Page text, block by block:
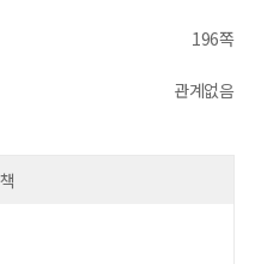
196쪽
관계없음